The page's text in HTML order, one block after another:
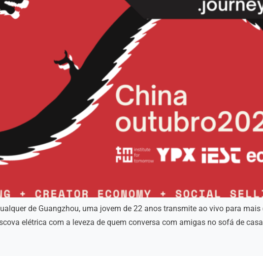
de Guangzhou, uma jovem de 22 anos transmite ao vivo para mais
elétrica com a leveza de quem conversa com amigas no sofá de